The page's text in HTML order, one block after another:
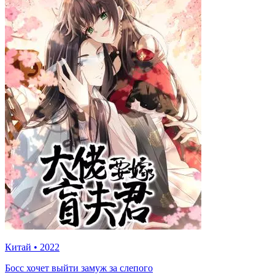
Китай • 2022
Босс хочет выйти замуж за слепого